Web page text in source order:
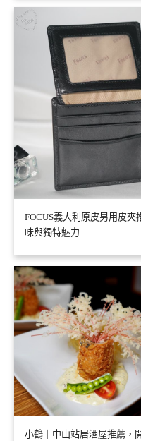
FOCUS義大利原皮男用皮
味與獨特魅力
小鶴｜中山站居酒屋推薦，